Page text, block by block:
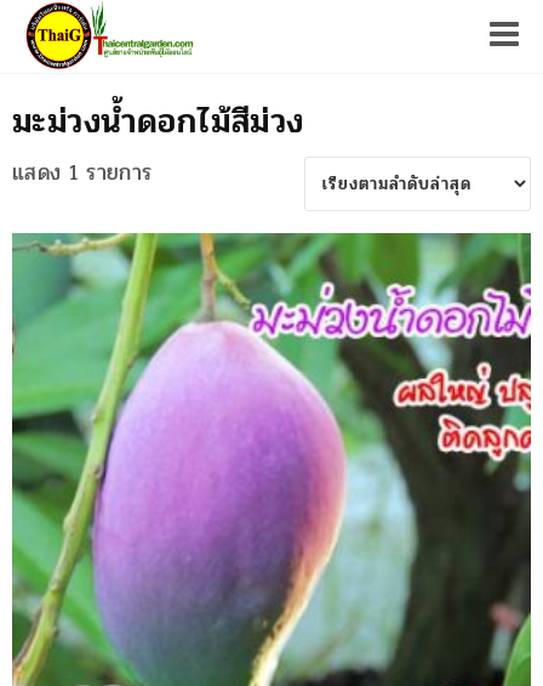
มะม่วงน้ำดอกไม้สีม่วง
แสดง 1 รายการ